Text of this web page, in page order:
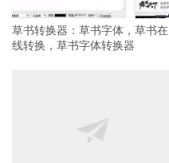
草书转换器：草书字体，草书在
线转换，草书字体转换器